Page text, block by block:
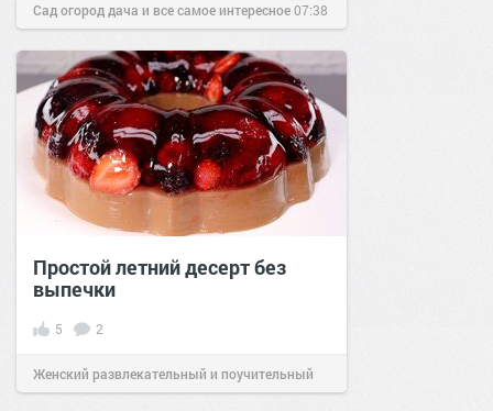
Сад огород дача и все самое интересное07:38
21 дек 2016
Простой летний десерт без
выпечки
5 2
Женский развлекательный и поучительный